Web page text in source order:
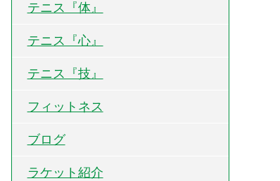
テニス『体』
テニス『心』
テニス『技』
フィットネス
ブログ
ラケット紹介